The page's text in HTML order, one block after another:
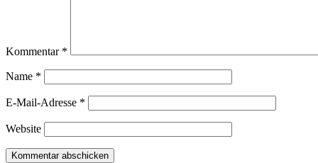
Kommentar *
Name *
E-Mail-Adresse *
Website